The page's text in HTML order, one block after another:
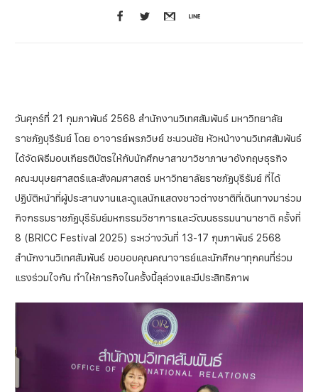
วันศุกร์ที่ 21 กุมภาพันธ์ 2568 สำนักงานวิเทศสัมพันธ์ มหาวิทยาลัย
ราชภัฏบุรีรัมย์ โดย อาจารย์พรภวิษย์ ชะนวนชัย หัวหน้างานวิเทศสัมพันธ์
ได้จัดพิธีมอบเกียรติบัตรให้กับนักศึกษาสาขาวิชาภาษาอังกฤษธุรกิจ
คณะมนุษยศาสตร์และสังคมศาสตร์ มหาวิทยาลัยราชภัฏบุรีรัมย์ ที่ได้
ปฏิบัติหน้าที่ผู้ประสานงานและดูแลนักแสดงชาวต่างชาติที่เดินทางมาร่วม
กิจกรรมราชภัฏบุรีรัมย์มหกรรมวิชาการและวัฒนธรรมนานาชาติ ครั้งที่
8 (BRICC Festival 2025) ระหว่างวันที่ 13-17 กุมภาพันธ์ 2568
สำนักงานวิเทศสัมพันธ์ ขอขอบคุณคณาจารย์และนักศึกษาทุกคนที่ร่วม
แรงร่วมใจกัน ทำให้ภารกิจในครั้งนี้ลุล่วงและมีประสิทธิภาพ